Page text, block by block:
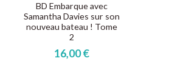
BD Embarque avec
Samantha Davies sur son
nouveau bateau ! Tome
2
16,00 €